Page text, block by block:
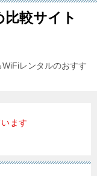
較サイト
レンタルのおすす
ます